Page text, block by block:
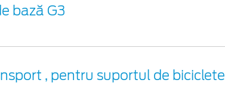
bază G3
, pentru suportul de biciclete